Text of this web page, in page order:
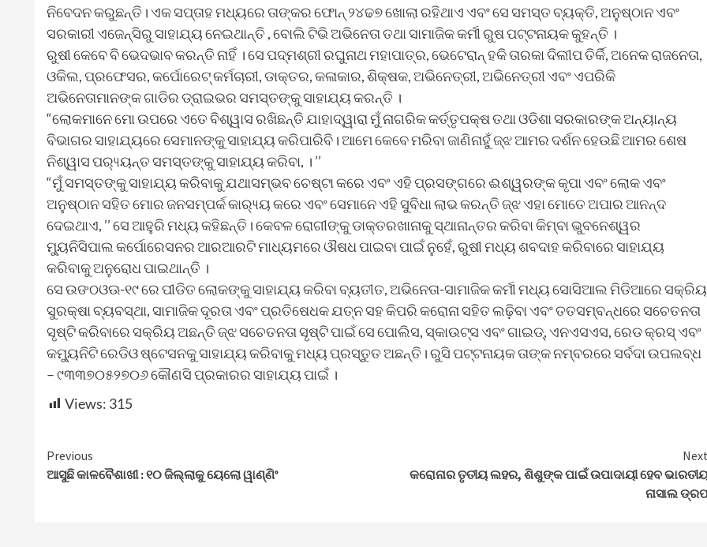
ନିବେଦନ କରୁଛନ୍ତି। ଏକ ସପ୍ତାହ ମଧ୍ୟରେ ତାଙ୍କର ଫୋନ୍ ୨୪ଢ୭ ଖୋଲା ରହିଥାଏ ଏବଂ ସେ ସମସ୍ତ ବ୍ୟକ୍ତି, ଅନୁଷ୍ଠାନ ଏବଂ
ସରକାରୀ ଏଜେନ୍ସିରୁ ସାହାଯ୍ୟ ନେଇଥାନ୍ତି , ବୋଲି ଟିଭି ଅଭିନେତା ତଥା ସାମାଜିକ କର୍ମୀ ରୁଷ ପଟ୍ଟନାୟକ କୁହନ୍ତି ।
ରୁଷୀ କେବେ ବି ଭେଦଭାବ କରନ୍ତି ନାହିଁ । ସେ ପଦ୍ମଶ୍ରୀ ରଘୁନାଥ ମହାପାତ୍ର, ଭେଟେରାନ୍ ହକି ତାରକା ଦିଲୀପ ତିର୍କି, ଅନେକ ରାଜନେତା,
ଓକିଲ, ପ୍ରଫେସର, କର୍ପୋରେଟ୍ କର୍ମଚାରୀ, ଡାକ୍ତର, କଳାକାର, ଶିକ୍ଷକ, ଅଭିନେତ୍ରୀ, ଅଭିନେତ୍ରୀ ଏବଂ ଏପରିକି
ଅଭିନେତାମାନଙ୍କ ଗାଡିର ଡ୍ରାଇଭର ସମସ୍ତଙ୍କୁ ସାହାଯ୍ୟ କରନ୍ତି ।
“ଲୋକମାନେ ମୋ ଉପରେ ଏତେ ବିଶ୍ୱାସ ରଖିଛନ୍ତି ଯାହାଦ୍ୱାରା ମୁଁ ନାଗରିକ କର୍ତ୍ତୃପକ୍ଷ ତଥା ଓଡିଶା ସରକାରଙ୍କ ଅନ୍ୟାନ୍ୟ
ବିଭାଗର ସାହାଯ୍ୟରେ ସେମାନଙ୍କୁ ସାହାଯ୍ୟ କରିପାରିବି। ଆମେ କେବେ ମରିବା ଜାଣିନାହୁଁ ଜ୍ଝ ଆମର ଦର୍ଶନ ହେଉଛି ଆମର ଶେଷ
ନିଶ୍ୱାସ ପର‌୍ୟ୍ୟନ୍ତ ସମସ୍ତଙ୍କୁ ସାହାଯ୍ୟ କରିବା, । ’’
“ମୁଁ ସମସ୍ତଙ୍କୁ ସାହାଯ୍ୟ କରିବାକୁ ଯଥାସମ୍ଭବ ଚେଷ୍ଟା କରେ ଏବଂ ଏହି ପ୍ରସଙ୍ଗରେ ଈଶ୍ୱରଙ୍କ କୃପା ଏବଂ ଲୋକ ଏବଂ
ଅନୁଷ୍ଠାନ ସହିତ ମୋର ଜନସମ୍ପର୍କ କାର‌୍ୟ୍ୟ କରେ ଏବଂ ସେମାନେ ଏହି ସୁବିଧା ଲାଭ କରନ୍ତି ଜ୍ଝ ଏହା ମୋତେ ଅପାର ଆନନ୍ଦ
ଦେଇଥାଏ, ’’ ସେ ଆହୁରି ମଧ୍ୟ କହିଛନ୍ତି। କେବଳ ରୋଗୀଙ୍କୁ ଡାକ୍ତରଖାନାକୁ ସ୍ଥାନାନ୍ତର କରିବା କିମ୍ବା ଭୁବନେଶ୍ୱର
ମ୍ୟୁନିସିପାଲ କର୍ପୋରେସନର ଆରଆରଟି ମାଧ୍ୟମରେ ଔଷଧ ପାଇବା ପାଇଁ ନୁହେଁ, ରୁଷୀ ମଧ୍ୟ ଶବଦାହ କରିବାରେ ସାହାଯ୍ୟ
କରିବାକୁ ଅନୁରୋଧ ପାଇଥାନ୍ତି ।
ସେ ଉଙଠଓଊ-୧୯ ରେ ପୀଡିତ ଲୋକଙ୍କୁ ସାହାଯ୍ୟ କରିବା ବ୍ୟତୀତ, ଅଭିନେତା-ସାମାଜିକ କର୍ମୀ ମଧ୍ୟ ସୋସିଆଲ ମିଡିଆରେ ସକ୍ରିୟ
ସୁରକ୍ଷା ବ୍ୟବସ୍ଥା, ସାମାଜିକ ଦୂରତା ଏବଂ ପ୍ରତିଷେଧକ ଯତ୍ନ ସହ କିପରି କରୋନା ସହିତ ଲଢ଼ିବା ଏବଂ ତତସମ୍ବନ୍ଧରେ ସଚେତନତା
ସୃଷ୍ଟି କରିବାରେ ସକ୍ରିୟ ଅଛନ୍ତି ଜ୍ଝ ସଚେତନତା ସୃଷ୍ଟି ପାଇଁ ସେ ପୋଲିସ, ସ୍କାଉଟ୍ସ ଏବଂ ଗାଇଡ୍, ଏନଏସଏସ, ରେଡ କ୍ରସ୍ ଏବଂ
କମ୍ୟୁନିଟି ରେଡିଓ ଷ୍ଟେସନକୁ ସାହାଯ୍ୟ କରିବାକୁ ମଧ୍ୟ ପ୍ରସ୍ତୁତ ଅଛନ୍ତି। ରୁସି ପଟ୍ଟନାୟକ ତାଙ୍କ ନମ୍ବରରେ ସର୍ବଦା ଉପଲବ୍ଧ
– ୯୩୩୭୦୫୨୭୦୬ କୌଣସି ପ୍ରକାରର ସାହାଯ୍ୟ ପାଇଁ ।
Views: 315
Continue
Reading
Previous
ଆସୁଛି କାଳବୈଶାଖୀ : ୧୦ ଜିଲ୍ଲାକୁ ୟେଲୋ ୱାଣ୍ଣିଂ
Next
କରୋନାର ତୃତୀୟ ଲହର, ଶିଶୁଙ୍କ ପାଇଁ ଉପାଦାୟୀ ହେବ
ନାସାଲ